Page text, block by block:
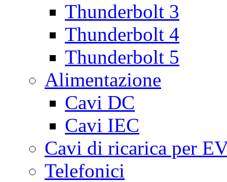
Thunderbolt 3
Thunderbolt 4
Thunderbolt 5
Alimentazione
Cavi DC
Cavi IEC
Cavi di ricarica per
Telefonici